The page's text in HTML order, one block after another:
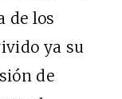
de los
ya su
de